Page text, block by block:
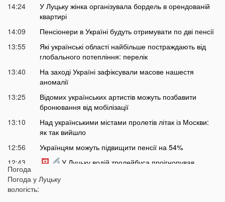
14:24
У Луцьку жінка організувала бордель в орендованій
квартирі
14:09
Пенсіонери в Україні будуть отримувати по дві пенсії
13:55
Які українські області найбільше постраждають від
глобального потепління: перелік
13:40
На заході Україні зафіксували масове нашестя
аномалії
13:25
Відомих українських артистів можуть позбавити
бронювання від мобілізації
13:10
Над українськими містами пролетів літак із Москви:
як так вийшло
12:56
Українцям можуть підвищити пенсії на 54%
12:43
У Луцьку водій тролейбуса проігнорував
12:26
Погода
Погода у Луцьку
вологість: